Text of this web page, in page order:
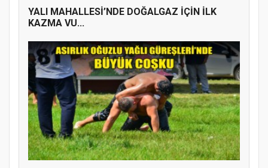
YALI MAHALLESİ’NDE DOĞALGAZ İÇİN İLK
KAZMA VU...